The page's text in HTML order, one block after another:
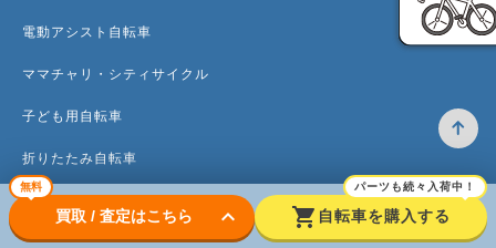
無料
買取 / 査定はこちら keyboard_arrow_down shopping_cart
パーツも続々入荷中！
自転車を購入する
電動アシスト自転車
ママチャリ・シティサイクル
子ども用自転車
折りたたみ自転車
ミニベロ